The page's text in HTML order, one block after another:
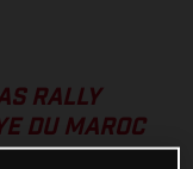
RALLY
DU MAROC